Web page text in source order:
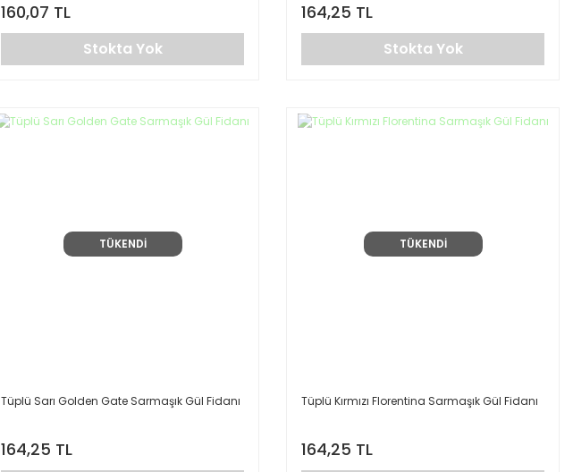
160,07 TL
Stokta Yok
164,25 TL
Stokta Yok
TÜKENDİ
Tüplü Sarı Golden Gate Sarmaşık Gül Fidanı
164,25 TL
TÜKENDİ
Tüplü Kırmızı Florentina Sarmaşık Gül Fidanı
164,25 TL